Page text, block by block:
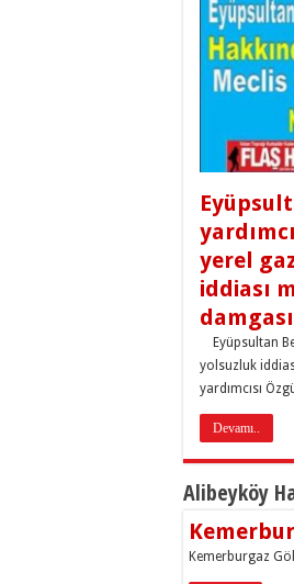
yerel
iddiası
Eyüpsultan
yolsuzluk
yardımcısı
Devamı..
Alibeyköy
Kemerburgaz